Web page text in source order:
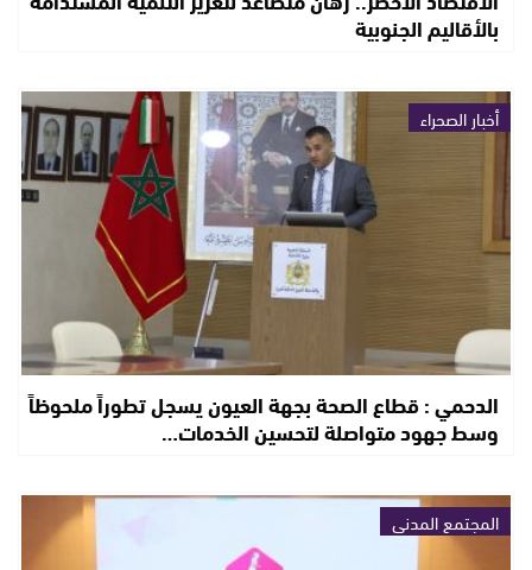
بالأقاليم الجنوبية
أخبار الصحراء
الدحمي : قطاع الصحة بجهة العيون يسجل تطوراً ملحوظاً
وسط جهود متواصلة لتحسين الخدمات…
المجتمع المدني